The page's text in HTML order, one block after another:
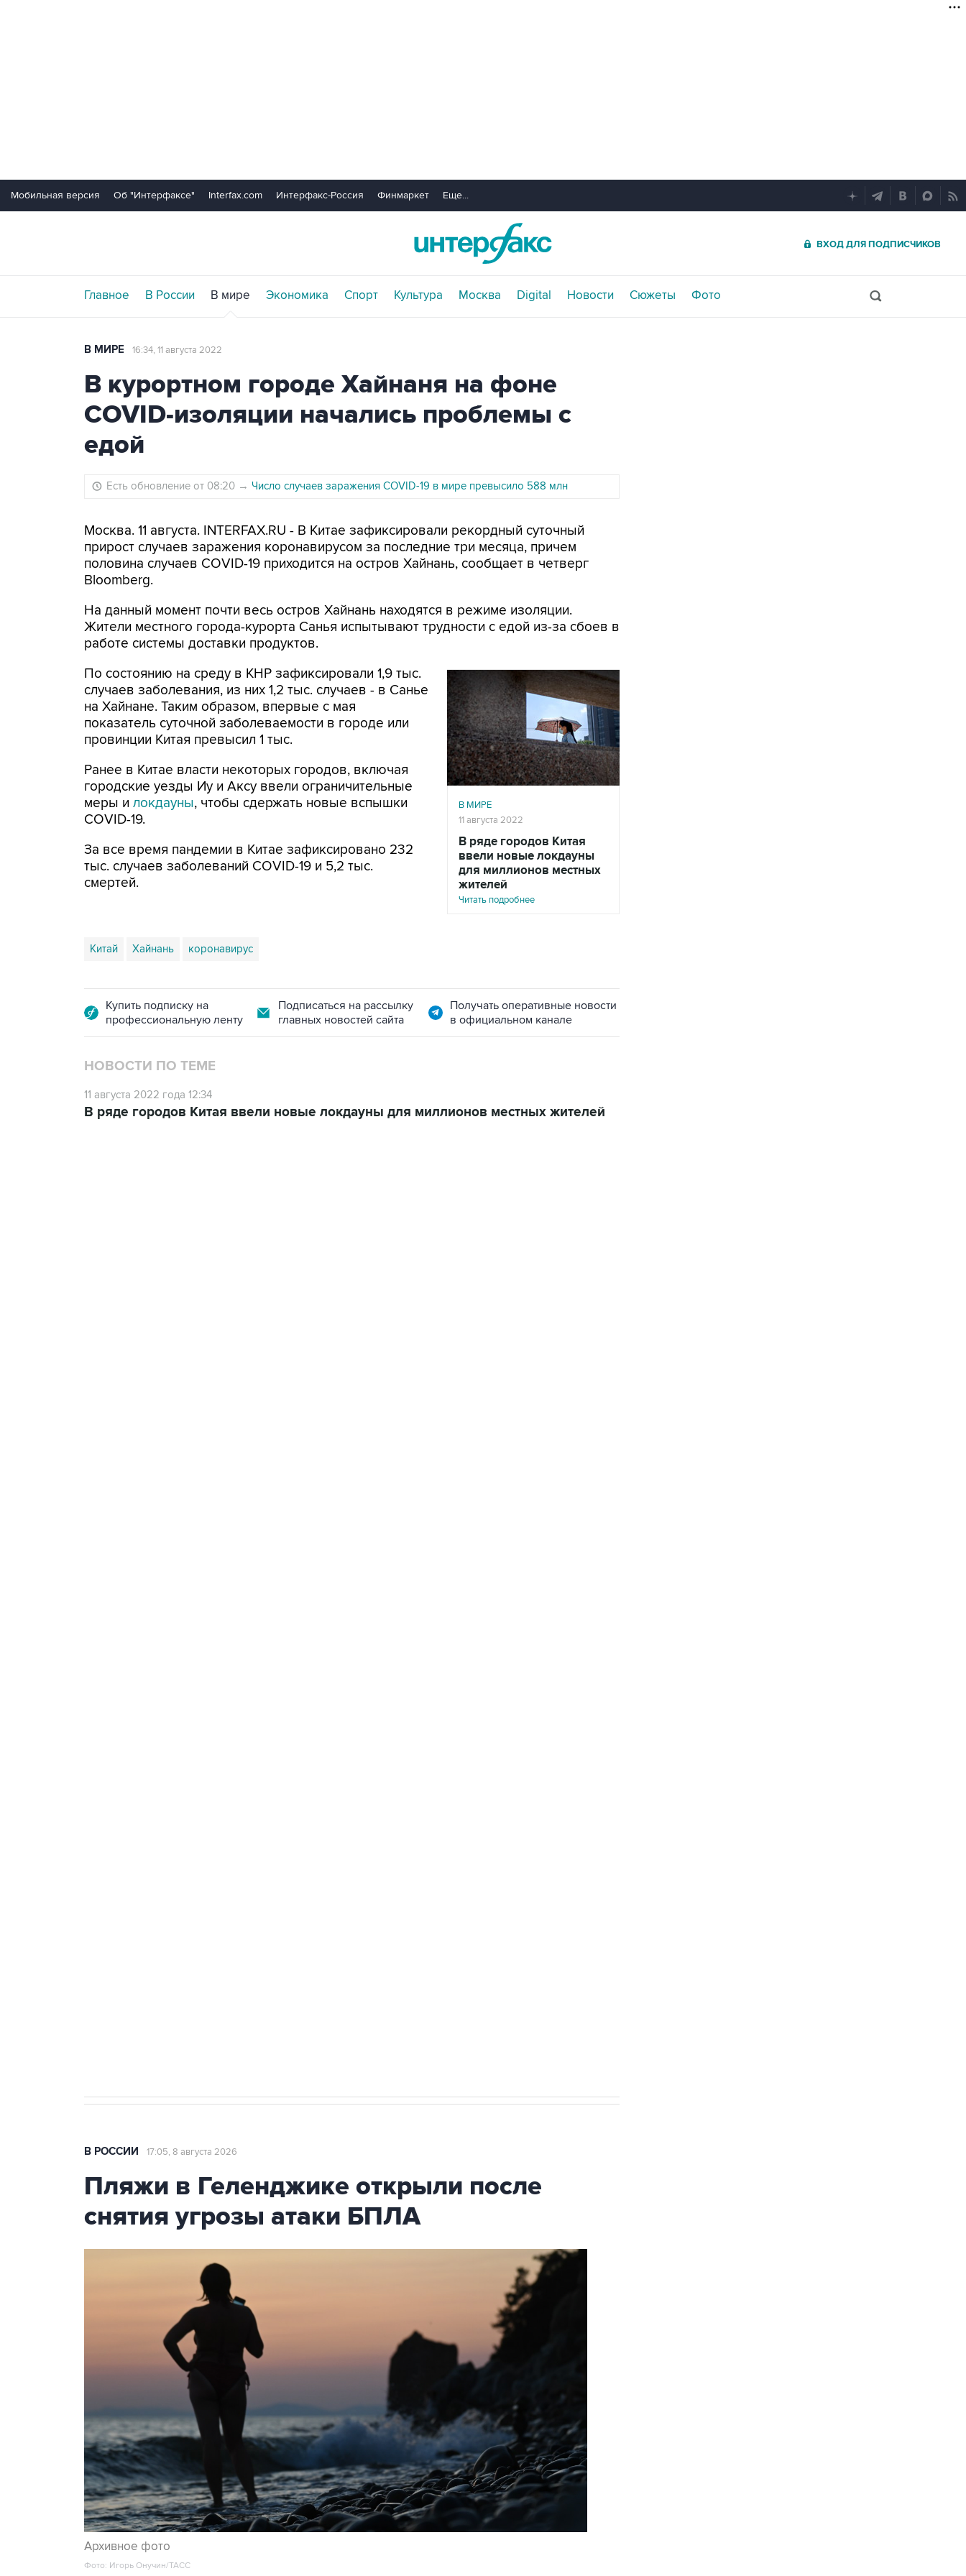
Мобильная версия Об "Интерфаксе" Interfax.com Интерфакс-Россия Финмаркет Еще...
ВХОД ДЛЯ ПОДПИСЧИКОВ
Главное В России В мире Экономика Спорт Культура Москва Digital Новости Сюжеты Фото
В МИРЕ 16:34, 11 августа 2022
В курортном городе Хайнаня на фоне
COVID-изоляции начались проблемы с
едой
Есть обновление от 08:20 → Число случаев заражения COVID-19 в мире превысило 588 млн
Москва. 11 августа. INTERFAX.RU - В Китае зафиксировали рекордный суточный
прирост случаев заражения коронавирусом за последние три месяца, причем
половина случаев COVID-19 приходится на остров Хайнань, сообщает в четверг
Bloomberg.
На данный момент почти весь остров Хайнань находятся в режиме изоляции.
Жители местного города-курорта Санья испытывают трудности с едой из-за сбоев в
работе системы доставки продуктов.
В МИРЕ
11 августа 2022
В ряде городов Китая
ввели новые локдауны
для миллионов местных
жителей
Читать подробнее
По состоянию на среду в КНР зафиксировали 1,9 тыс.
случаев заболевания, из них 1,2 тыс. случаев - в Санье
на Хайнане. Таким образом, впервые с мая
показатель суточной заболеваемости в городе или
провинции Китая превысил 1 тыс.
Ранее в Китае власти некоторых городов, включая
городские уезды Иу и Аксу ввели ограничительные
меры и локдауны, чтобы сдержать новые вспышки
COVID-19.
За все время пандемии в Китае зафиксировано 232
тыс. случаев заболеваний COVID-19 и 5,2 тыс.
смертей.
Китай Хайнань коронавирус
Купить подписку на
профессиональную ленту
Подписаться на рассылку
главных новостей сайта
Получать оперативные новости
в официальном канале
НОВОСТИ ПО ТЕМЕ
11 августа 2022 года 12:34
В ряде городов Китая ввели новые локдауны для миллионов местных жителей
В РОССИИ 17:05, 8 августа 2026
Пляжи в Геленджике открыли после
снятия угрозы атаки БПЛА
Архивное фото
Фото: Игорь Онучин/ТАСС